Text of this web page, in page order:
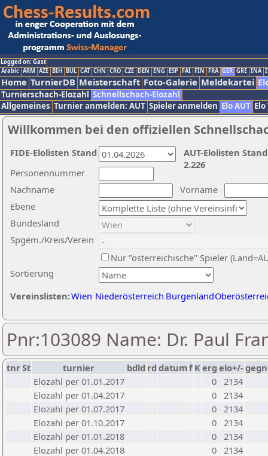
Logged on: Gast
Arabic ARM AZE BIH BUL CAT CHN CRO CZE DEN ENG ESP FAI FIN FRA GER GRE INA
Home TurnierDB Meisterschaft Foto-Galerie Meldekartei
Turnierschach-Elozahl Schnellschach-Elozahl
Allgemeines Turnier anmelden: AUT Spieler anmelden Elo AUT
Willkommen bei den offiziellen
Nachname
Vorname
Ebene
Sortierung
Personennummer
Bundesland
Spgem./Kreis/Verein
Nur "österreichische" Spieler
Vereinslisten:Wien Niederösterreich Burgenland
AUT-Elolisten
2.226
FIDE-Elolisten Stand
Pnr:103089 Name: Dr. Paul
tnrSt turnier bdld rd datumf Kerg elo+/-
Elozahl per 01.01.2017
0 2134
Elozahl per 01.04.2017
0 2134
Elozahl per 01.07.2017
0 2134
Elozahl per 01.10.2017
0 2134
Elozahl per 01.01.2018
0 2134
Elozahl per 01.04.2018
0 2134